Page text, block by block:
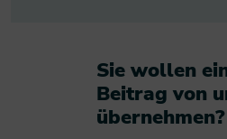
Sie wollen
Beitrag von
übernehmen?​